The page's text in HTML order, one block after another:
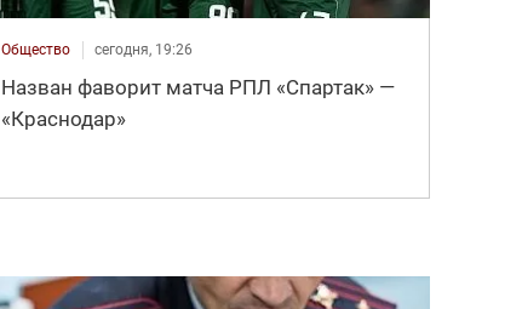
Общество сегодня, 19:26
Назван фаворит матча РПЛ «Спартак» —
«Краснодар»